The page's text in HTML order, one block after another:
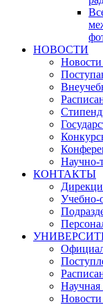
НОВОСТИ
Научно-
КОНТАКТЫ
Учебно-